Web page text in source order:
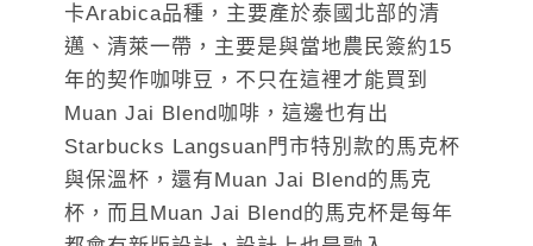
卡Arabica品種，主要產於泰國北部的清
邁、清萊一帶，主要是與當地農民簽約15
年的契作咖啡豆，不只在這裡才能買到
Muan Jai Blend咖啡，這邊也有出
Starbucks Langsuan門市特別款的馬克杯
與保溫杯，還有Muan Jai Blend的馬克
杯，而且Muan Jai Blend的馬克杯是每年